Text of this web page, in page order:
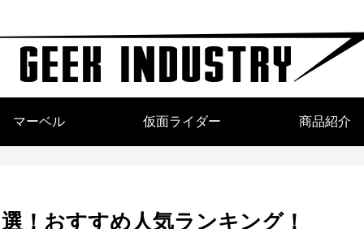
マーベル 仮面ライダー 商品紹介
！おすすめ人気ランキング！